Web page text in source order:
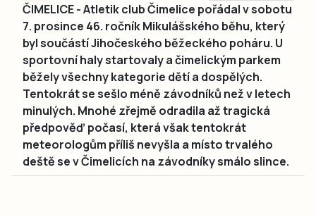
ČIMELICE - Atletik club Čimelice pořádal v sobotu
7. prosince 46. ročník Mikulášského běhu, který
byl součástí Jihočeského běžeckého poháru. U
sportovní haly startovaly a čimelickým parkem
běžely všechny kategorie dětí a dospělých.
Tentokrát se sešlo méně závodníků než v letech
minulých. Mnohé zřejmě odradila až tragická
předpověď počasí, která však tentokrát
meteorologům příliš nevyšla a místo trvalého
deště se v Čimelicích na závodníky smálo slince.